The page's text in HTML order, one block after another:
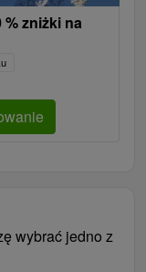
zniżki na
wybrać jedno z